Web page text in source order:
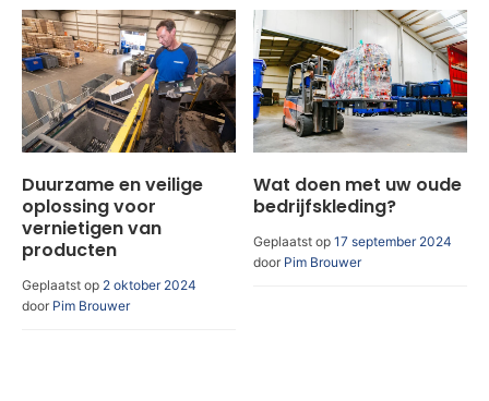
Duurzame en veilige
oplossing voor
vernietigen van
producten
Geplaatst op 2 oktober 2024
door Pim Brouwer
Wat doen met uw oude
bedrijfskleding?
Geplaatst op17 september 2024
door Pim Brouwer